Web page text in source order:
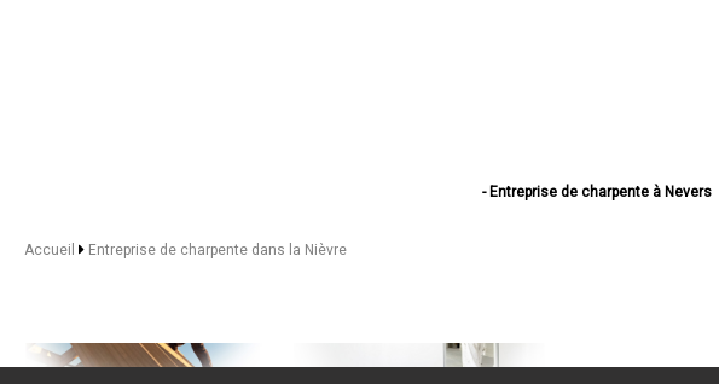
- Entreprise de charpente à Nevers
- Entreprise de charpente à Imphy
- Entreprise de charpente à Garchizy
Accueil Entreprise de charpente dans la Nièvre